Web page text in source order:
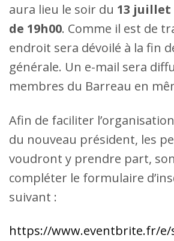
aura lieu le soir du 13 juillet
de 19h00. Comme il est de
endroit sera dévoilé à la fin
générale. Un e-mail sera
membres du Barreau en
Afin de faciliter
du nouveau président, les
voudront y prendre part,
compléter le formulaire
suivant :
https://www.eventbrite.fr/e/